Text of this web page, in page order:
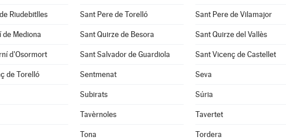
Riudebitlles Sant Pere de Torelló Sant Pere de Vilamajor
de Mediona Sant Quirze de Besora Sant Quirze del Vallès
d'Osormort Sant Salvador de Guardiola Sant Vicenç de Castellet
de Torelló Sentmenat Seva
Subirats Súria
Tavèrnoles Tavertet
Tona Tordera